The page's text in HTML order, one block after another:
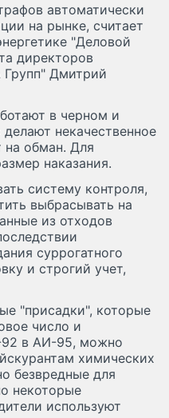
автоматически
на рынке, считает
"Деловой
директоров
Дмитрий
в черном и
некачественное
на обман. Для
наказания.
систему контроля,
выбрасывать на
из отходов
суррогатного
и строгий учет,
"присадки", которые
число и
92 в АИ-95, можно
химических
безвредные для
некоторые
используют